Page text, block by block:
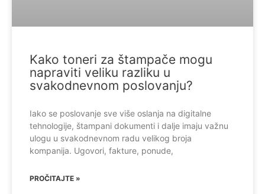
Kako toneri za štampače mogu
napraviti veliku razliku u
svakodnevnom poslovanju?
Iako se poslovanje sve više oslanja na digitalne
tehnologije, štampani dokumenti i dalje imaju važnu
ulogu u svakodnevnom radu velikog broja
kompanija. Ugovori, fakture, ponude,
PROČITAJTE »